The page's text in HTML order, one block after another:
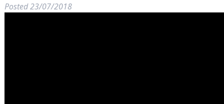
Posted23/07/2018